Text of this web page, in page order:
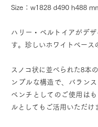
Size：w1828 d490 h488
ハリー・ベルトイアがデ
す。珍しいホワイトベース
スノコ状に並べられた8本
ンプルな構造で、バラン
ベンチとしてのご使用は
ルとしてもご活用いただけ